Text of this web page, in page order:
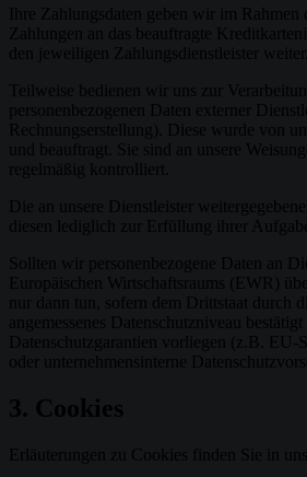
Ihre Zahlungsdaten geben wir im Rahmen
Zahlungen an das beauftragte
den jeweiligen Zahlungsdienstleister weiter.
Teilweise bedienen wir uns zur
personenbezogenen Daten externer
Rechnungserstellung). Diese wurde von
und beauftragt. Sie sind an unsere
regelmäßig kontrolliert.
Die an unsere Dienstleister
diesen lediglich zur Erfüllung ihrer
Sollten wir personenbezogene Daten an
Europäischen Wirtschaftsraums (EWR)
nur dann tun, sofern dem Drittstaat durch
angemessenes Datenschutzniveau
Datenschutzgarantien vorliegen (z.B. EU-
oder unternehmensinterne
3. Cookies
Erläuterungen zu Cookies finden Sie in